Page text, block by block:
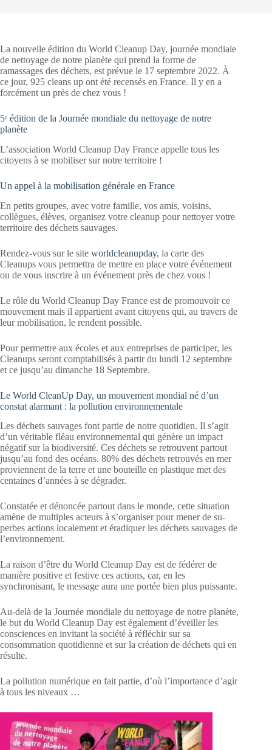
La nouvelle édition du World Cleanup Day, journée mondiale
de nettoyage de notre planète qui prend la forme de
ramassages des déchets, est prévue le 17 septembre 2022. À
ce jour, 925 cleans up ont été recensés en France. Il y en a
forcément un près de chez vous !
5ᵉ édition de la Journée mondiale du nettoyage de notre
planète
L’association World Cleanup Day France appelle tous les
citoyens à se mobiliser sur notre territoire !
Un appel à la mobilisation générale en France
En petits groupes, avec votre famille, vos amis, voisins,
collègues, élèves, organisez votre cleanup pour nettoyer votre
territoire des déchets sauvages.
Rendez-vous sur le site worldcleanupday, la carte des
Cleanups vous permettra de mettre en place votre événement
ou de vous inscrire à un événement près de chez vous !
Le rôle du World Cleanup Day France est de promouvoir ce
mouvement mais il appartient avant citoyens qui, au travers de
leur mobilisation, le rendent possible.
Pour permettre aux écoles et aux entreprises de participer, les
Cleanups seront comptabilisés à partir du lundi 12 septembre
et ce jusqu’au dimanche 18 Septembre.
Le World CleanUp Day, un mouvement mondial né d’un
constat alarmant : la pollution environnementale
Les déchets sauvages font partie de notre quotidien. Il s’agit
d’un véritable fléau environnemental qui génère un impact
négatif sur la biodiversité. Ces déchets se retrouvent partout
jusqu’au fond des océans. 80% des déchets retrouvés en mer
proviennent de la terre et une bouteille en plastique met des
centaines d’années à se dégrader.
Constatée et dénoncée partout dans le monde, cette situation
amène de multiples acteurs à s’organiser pour mener de su-
perbes actions localement et éradiquer les déchets sauvages de
l’environnement.
La raison d’être du World Cleanup Day est de fédérer de
manière positive et festive ces actions, car, en les
synchronisant, le message aura une portée bien plus puissante.
Au-delà de la Journée mondiale du nettoyage de notre planète,
le but du World Cleanup Day est également d’éveiller les
consciences en invitant la société à réfléchir sur sa
consommation quotidienne et sur la création de déchets qui en
résulte.
La pollution numérique en fait partie, d’où l’importance d’agir
à tous les niveaux …